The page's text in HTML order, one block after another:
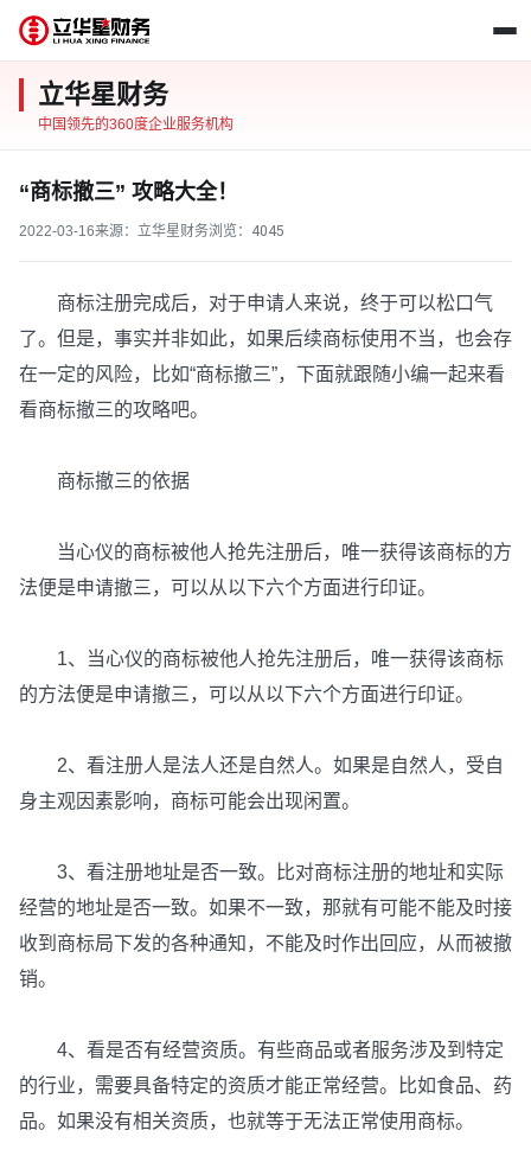
立华星财务
中国领先的360度企业服务机构
“商标撤三” 攻略大全！
2022-03-16来源：立华星财务浏览： 4045
商标注册完成后，对于申请人来说，终于可以松口气
了。但是，事实并非如此，如果后续商标使用不当，也会存
在一定的风险，比如“商标撤三”，下面就跟随小编一起来看
看商标撤三的攻略吧。
商标撤三的依据
当心仪的商标被他人抢先注册后，唯一获得该商标的方
法便是申请撤三，可以从以下六个方面进行印证。
1、当心仪的商标被他人抢先注册后，唯一获得该商标
的方法便是申请撤三，可以从以下六个方面进行印证。
2、看注册人是法人还是自然人。如果是自然人，受自
身主观因素影响，商标可能会出现闲置。
3、看注册地址是否一致。比对商标注册的地址和实际
经营的地址是否一致。如果不一致，那就有可能不能及时接
收到商标局下发的各种通知，不能及时作出回应，从而被撤
销。
4、看是否有经营资质。有些商品或者服务涉及到特定
的行业，需要具备特定的资质才能正常经营。比如食品、药
品。如果没有相关资质，也就等于无法正常使用商标。